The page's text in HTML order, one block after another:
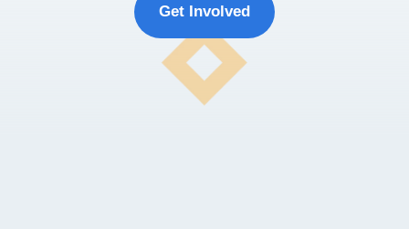
Get Involved